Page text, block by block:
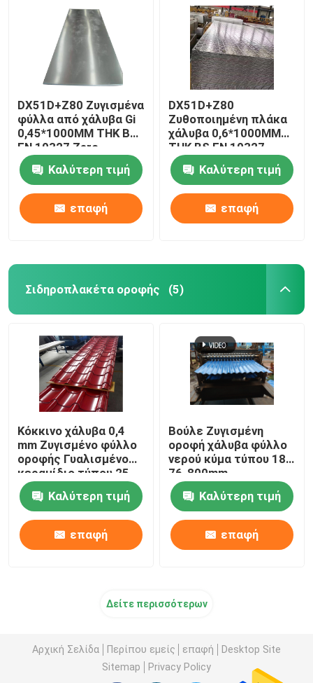
DX51D+Z80 Ζυγισμένα
φύλλα από χάλυβα Gi
0,45*1000MM THK BS
EN 10327 Zero
Spangle
Καλύτερη τιμή
επαφή
DX51D+Z80
Ζυθοποιημένη πλάκα
χάλυβα 0,6*1000MM
THK BS EN 10327
Τελεία με μοτίβο
Καλύτερη τιμή
επαφή
Σιδηροπλακέτα οροφής (5)
Κόκκινο χάλυβα 0,4
mm Ζυγισμένο φύλλο
οροφής Γυαλισμένο
κεραμίδιο τύπου 25-
210-1050mm
Καλύτερη τιμή
επαφή
Βούλε Ζυγισμένη
οροφή χάλυβα φύλλο
νερού κύμα τύπου 18-
76-800mm
Καλύτερη τιμή
επαφή
Δείτε περισσότερων
Αρχική Σελίδα Περίπου εμείς επαφή
Desktop Site
Sitemap
Privacy Policy